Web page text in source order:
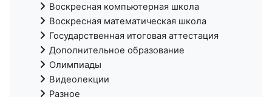
Воскресная компьютерная школа
Воскресная математическая школа
Государственная итоговая аттестация
Дополнительное образование
Олимпиады
Видеолекции
Разное